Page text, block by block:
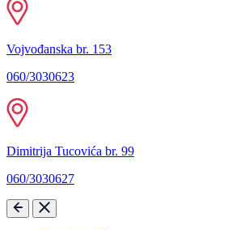
Vojvođanska br. 153
060/3030623
Dimitrija Tucovića br. 99
060/3030627